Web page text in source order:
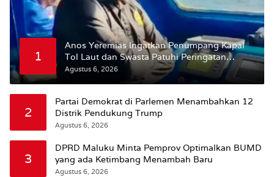
1
Anos Yeremias Ingatkan Penumpang Kapal
Tol Laut dan Swasta Patuhi Peringatan
BMKG
Agustus 6, 2026
2
Partai Demokrat di Parlemen Menambahkan 12
Distrik Pendukung Trump
Agustus 6, 2026
3
DPRD Maluku Minta Pemprov Optimalkan BUMD
yang ada Ketimbang Menambah Baru
Agustus 6, 2026